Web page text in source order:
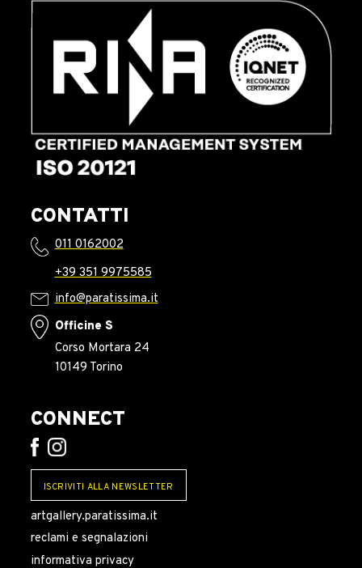
CONTATTI
011 0162002
+39 351 9975585
info@paratissima.it
Officine S
Corso Mortara 24
10149 Torino
CONNECT
ISCRIVITI ALLA NEWSLETTER
artgallery.paratissima.it
reclami e segnalazioni
informativa privacy